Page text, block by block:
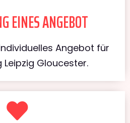
EINES ANGEBOT
Angebot für
Leipzig Gloucester.